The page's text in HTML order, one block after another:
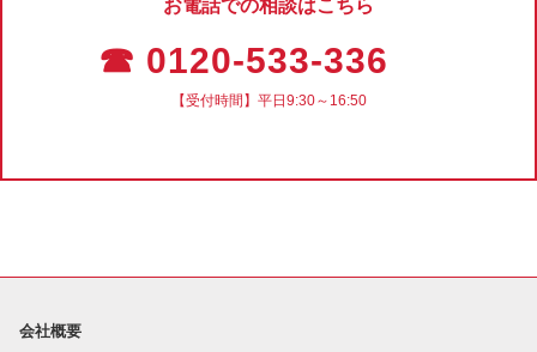
お電話での相談はこちら
☎ 0120-533-336
【受付時間】平日9:30～16:50
会社概要